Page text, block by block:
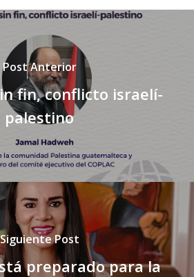
Post Anterior
fin, conflicto israelí-
palestino
Siguiente Post
preparado para la